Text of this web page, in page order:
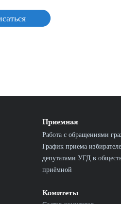
Приемная
Работа с обращениями
График приема
депутатами УГД в
приёмной
Комитеты